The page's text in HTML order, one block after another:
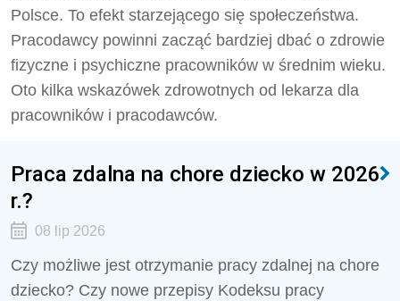
Polsce. To efekt starzejącego się społeczeństwa.
Pracodawcy powinni zacząć bardziej dbać o zdrowie
fizyczne i psychiczne pracowników w średnim wieku.
Oto kilka wskazówek zdrowotnych od lekarza dla
pracowników i pracodawców.
Praca zdalna na chore dziecko w 2026
r.?
08 lip 2026
Czy możliwe jest otrzymanie pracy zdalnej na chore
dziecko? Czy nowe przepisy Kodeksu pracy